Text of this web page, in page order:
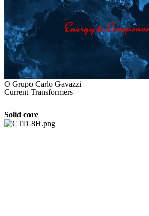
O Grupo Carlo Gavazzi
Current Transformers
Solid core